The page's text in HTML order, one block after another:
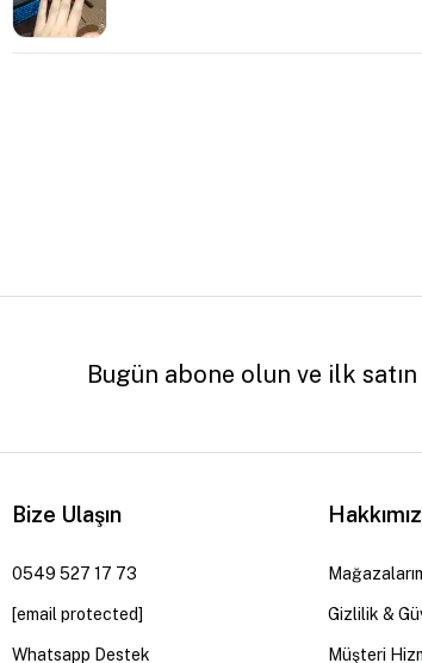
Bugün abone olun ve ilk satın
Bize Ulaşın
0549 527 17 73
[email protected]
Whatsapp Destek
Gizlilik &
Müşteri